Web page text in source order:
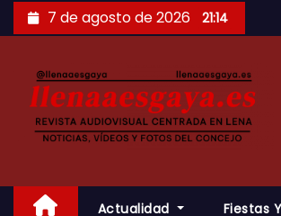
Saltar
al
7 de agosto de 2026 21:14
Actualidad Fiestas